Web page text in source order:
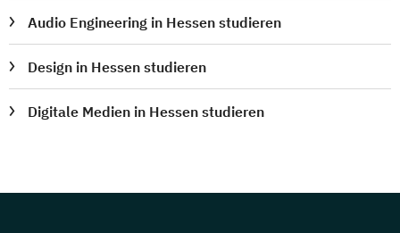
Audio Engineering in Hessen studieren
Design in Hessen studieren
Digitale Medien in Hessen studieren